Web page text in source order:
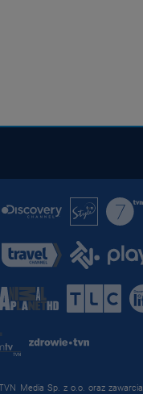
Media Sp. z o.o. oraz